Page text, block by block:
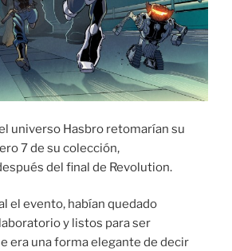
universo Hasbro retomarían su
7 de su colección,
del final de Revolution.
el evento, habían quedado
y listos para ser
era una forma elegante de decir